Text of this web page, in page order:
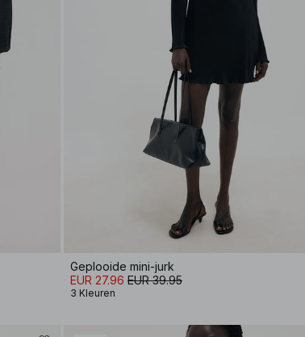
Geplooide mini-jurk
EUR 27.96 EUR 39.95
3 Kleuren